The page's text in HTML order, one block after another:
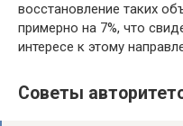
восстановление таких
примерно на 7%, что
интересе к этому
Советы